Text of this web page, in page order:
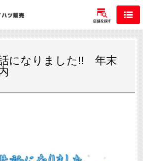
になりました!! 年末